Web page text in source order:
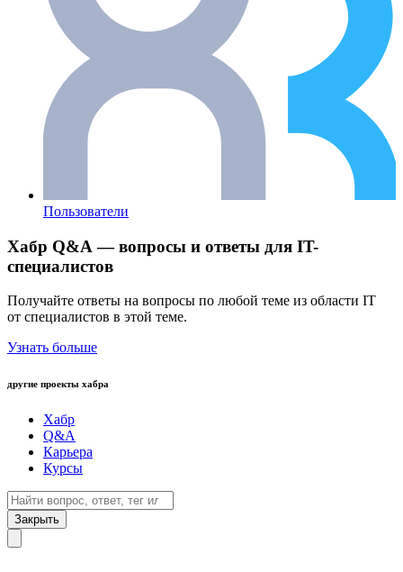
Пользователи
Хабр Q&A — вопросы и ответы для IT-
специалистов
Получайте ответы на вопросы по любой теме из области IT
от специалистов в этой теме.
Узнать больше
другие проекты хабра
Хабр
Q&A
Карьера
Курсы
Закрыть